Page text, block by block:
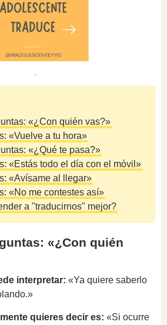
«¿Con quién vas?»
«Vuelve a tu hora»
«¿Qué te pasa?»
«Estás todo el día con el móvil»
«Avísame al llegar»
«No me contestes así»
a "traducirnos" mejor?
«¿Con quién
interpretar: «Ya quiere saberlo
quieres decir es: «Si ocurre